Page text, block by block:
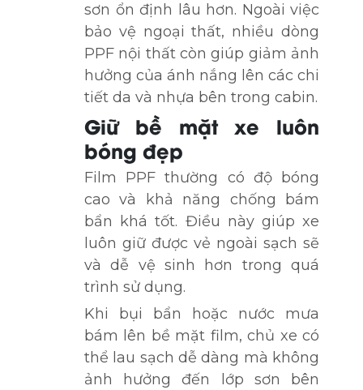
sơn ổn định lâu hơn. Ngoài việc
bảo vệ ngoại thất, nhiều dòng
PPF nội thất còn giúp giảm ảnh
hưởng của ánh nắng lên các chi
tiết da và nhựa bên trong cabin.
Giữ bề mặt xe luôn
bóng đẹp
Film PPF thường có độ bóng
cao và khả năng chống bám
bẩn khá tốt. Điều này giúp xe
luôn giữ được vẻ ngoài sạch sẽ
và dễ vệ sinh hơn trong quá
trình sử dụng.
Khi bụi bẩn hoặc nước mưa
bám lên bề mặt film, chủ xe có
thể lau sạch dễ dàng mà không
ảnh hưởng đến lớp sơn bên